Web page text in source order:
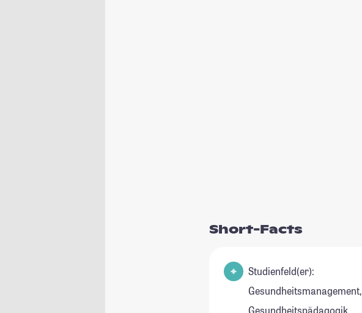
Short-Facts
Studienfeld(er):
Gesundheitsmanagement,
Gesundheitspädagogik